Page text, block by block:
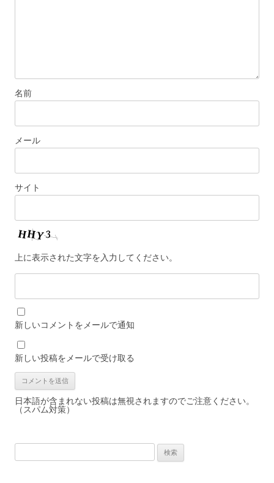
名前
メール
サイト
上に表示された文字を入力してください。
新しいコメントをメールで通知
新しい投稿をメールで受け取る
日本語が含まれない投稿は無視されますのでご注意ください。
（スパム対策）